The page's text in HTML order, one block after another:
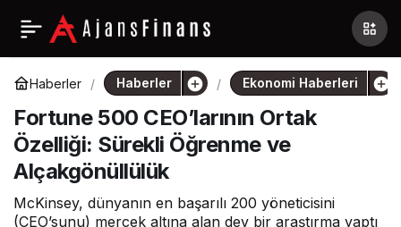
Haberler Haberler Ekonomi Haberleri
Fortune 500 CEO’larının Ortak
Özelliği: Sürekli Öğrenme ve
Alçakgönüllülük
McKinsey, dünyanın en başarılı 200 yöneticisini
(CEO’sunu) mercek altına alan dev bir araştırma yaptı